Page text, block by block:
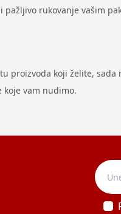
rukovanje vašim
koji želite,
vam nudimo.